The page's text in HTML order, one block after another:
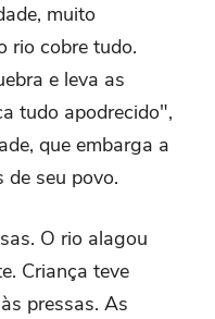
muito
rio cobre tudo.
e leva as
tudo apodrecido",
que embarga a
seu povo.
O rio alagou
Criança teve
pressas. As